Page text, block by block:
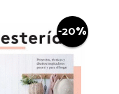
-20%